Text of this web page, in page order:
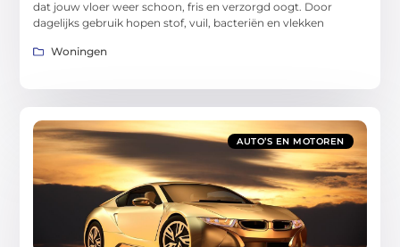
dat jouw vloer weer schoon, fris en verzorgd oogt. Door
dagelijks gebruik hopen stof, vuil, bacteriën en vlekken
Woningen
AUTO’S EN MOTOREN